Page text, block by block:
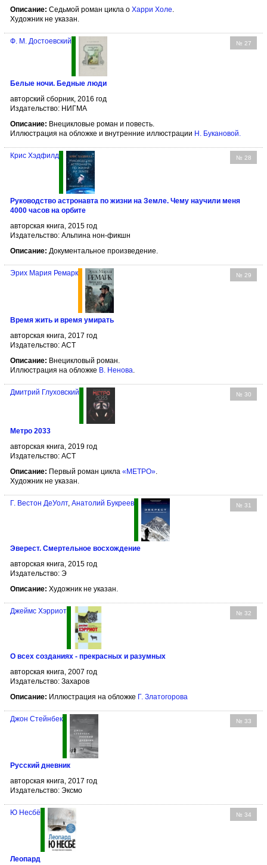
Описание: Седьмой роман цикла о Харри Холе.
Художник не указан.
№ 27
Ф. М. Достоевский
Белые ночи. Бедные люди
авторский сборник, 2016 год
Издательство: НИГМА
Описание: Внецикловые роман и повесть.
Иллюстрация на обложке и внутренние иллюстрации Н. Букановой.
№ 28
Крис Хэдфилд
Руководство астронавта по жизни на Земле. Чему научили меня
4000 часов на орбите
авторская книга, 2015 год
Издательство: Альпина нон-фикшн
Описание: Документальное произведение.
№ 29
Эрих Мария Ремарк
Время жить и время умирать
авторская книга, 2017 год
Издательство: АСТ
Описание: Внецикловый роман.
Иллюстрация на обложке В. Ненова.
№ 30
Дмитрий Глуховский
Метро 2033
авторская книга, 2019 год
Издательство: АСТ
Описание: Первый роман цикла «МЕТРО».
Художник не указан.
№ 31
Г. Вестон ДеУолт, Анатолий Букреев
Эверест. Смертельное восхождение
авторская книга, 2015 год
Издательство: Э
Описание: Художник не указан.
№ 32
Джеймс Хэрриот
О всех созданиях - прекрасных и разумных
авторская книга, 2007 год
Издательство: Захаров
Описание: Иллюстрация на обложке Г. Златогорова
№ 33
Джон Стейнбек
Русский дневник
авторская книга, 2017 год
Издательство: Эксмо
№ 34
Ю Несбё
Леопард